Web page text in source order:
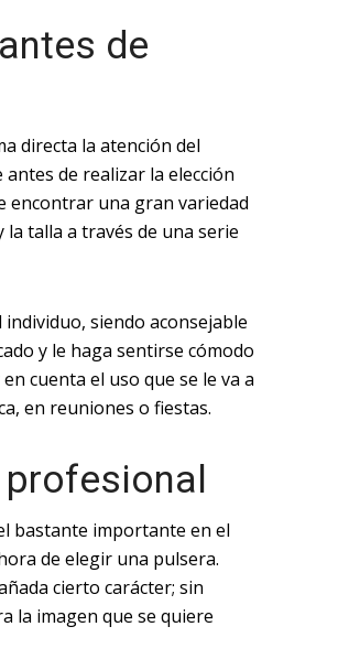
de
directa la atención del
de realizar la elección
encontrar una gran variedad
talla a través de una serie
siendo aconsejable
y le haga sentirse cómodo
cuenta el uso que se le va a
en reuniones o fiestas.
bastante importante en el
de elegir una pulsera.
cierto carácter; sin
la imagen que se quiere